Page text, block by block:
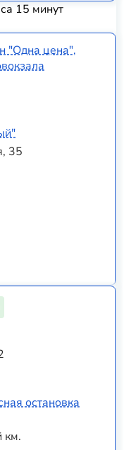
15 минут
"Одна цена",
35
остановка
км.